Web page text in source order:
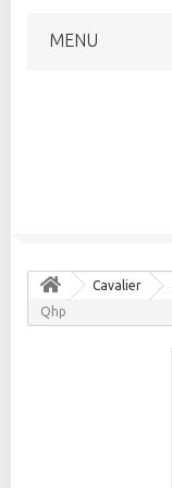
MENU
Cavalier
Qhp